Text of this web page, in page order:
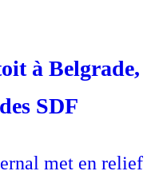
à Belgrade,
SDF
met en relief